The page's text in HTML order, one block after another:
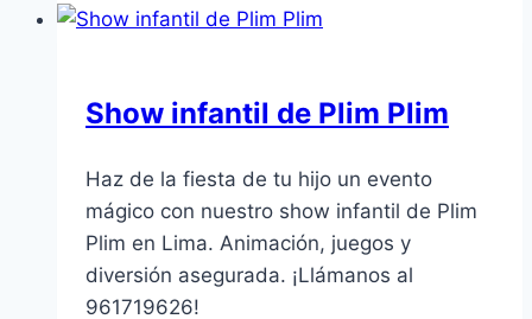
Show infantil de Plim Plim
Haz de la fiesta de tu hijo un evento
mágico con nuestro show infantil de Plim
Plim en Lima. Animación, juegos y
diversión asegurada. ¡Llámanos al
961719626!